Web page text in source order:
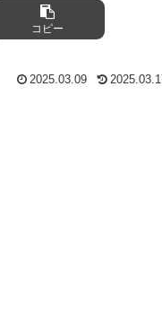
コピー
2025.03.09